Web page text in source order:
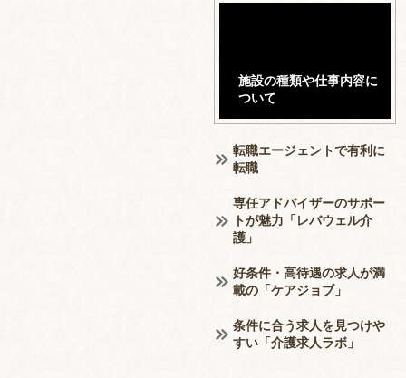
施設の種類や仕事内容に
ついて
転職エージェントで有利に
転職
専任アドバイザーのサポー
トが魅力「レバウェル介
護」
好条件・高待遇の求人が満
載の「ケアジョブ」
条件に合う求人を見つけや
すい「介護求人ラボ」